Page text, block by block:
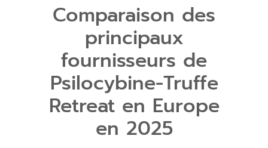
Comparaison des
principaux
fournisseurs de
Psilocybine-Truffe
Retreat en Europe
en 2025